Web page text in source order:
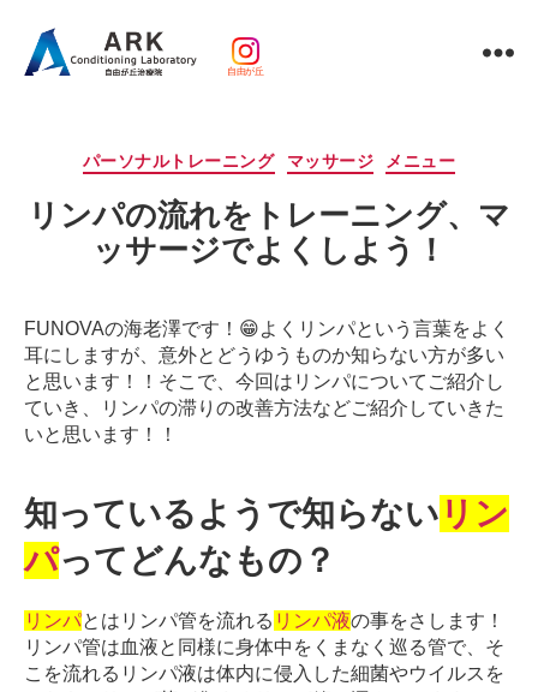
ト
ン
グ
ｘ
整
体・
マ
ッ
サ
ジ
｜
治
自由が丘
カ
ゴ
リ
ー
パーソナルトレーニング マッサージ メニュー
リンパの流れをトレーニング、マ
ッサージでよくしよう！
FUNOVAの海老澤です！😁よくリンパという言葉をよく
耳にしますが、意外とどうゆうものか知らない方が多い
と思います！！ そこで、今回はリンパについてご紹介し
ていき、リンパの滞りの改善方法などご紹介していきた
いと思います！！
知っているようで知らない リン
パってどんなもの？
リンパとはリンパ管を流れる リンパ液の事をさします！
リンパ管は血液と同様に身体中をくまなく巡る管で、そ
こを流れるリンパ液は体内に侵入した細菌やウイルスを